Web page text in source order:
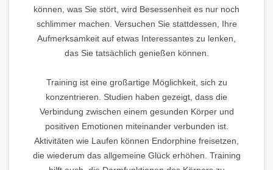
können, was Sie stört, wird Besessenheit es nur noch
schlimmer machen. Versuchen Sie stattdessen, Ihre
Aufmerksamkeit auf etwas Interessantes zu lenken,
das Sie tatsächlich genießen können.
Training ist eine großartige Möglichkeit, sich zu
konzentrieren. Studien haben gezeigt, dass die
Verbindung zwischen einem gesunden Körper und
positiven Emotionen miteinander verbunden ist.
Aktivitäten wie Laufen können Endorphine freisetzen,
die wiederum das allgemeine Glück erhöhen. Training